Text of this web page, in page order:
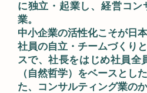
に独立・起業し、経営コ
業。
中小企業の活性化こそが日
社員の自立・チームづくり
スで、社長をはじめ社員全
（自然哲学）をベースとし
た、コンサルティング業の